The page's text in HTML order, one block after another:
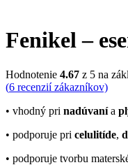
Fenikel –
Hodnotenie 4.67 z 5 na
(6 recenzií zákazníkov)
• vhodný pri nadúvanía
• podporuje pri celulitíde,
• podporuje tvorbu